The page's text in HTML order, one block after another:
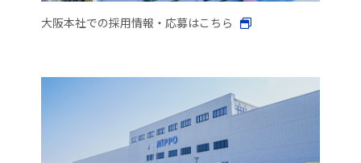
大阪本社での採用情報・応募はこちら